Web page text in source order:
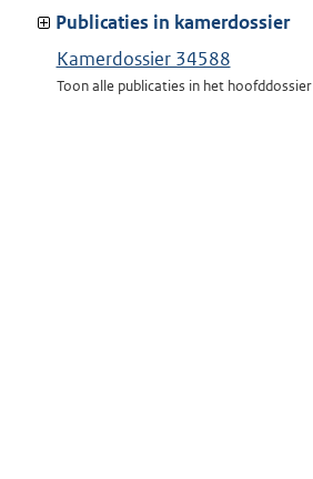
van:
Publicaties in kamerdossier
Kamerdossier 34588
Toon alle publicaties in het hoofddossier